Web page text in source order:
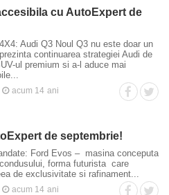
cu AutoExpert de
Audi Q3 Noul Q3 nu este doar un
continuarea strategiei Audi de
ul premium si a-l aduce mai
acum 14 ani
de septembrie!
Ford Evos – masina conceputa
forma futurista care
de exclusivitate si rafinament...
acum 14 ani